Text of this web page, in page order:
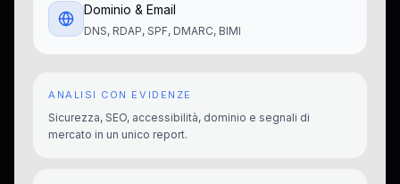
Dominio & Email
DNS, RDAP, SPF, DMARC, BIMI
ANALISI CON EVIDENZE
Sicurezza, SEO, accessibilità, dominio e segnali di
mercato in un unico report.